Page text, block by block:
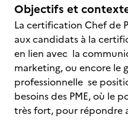
Objectifs et
La certification Chef de
aux candidats à la
en lien avec la
marketing, ou encore le
professionnelle se
besoins des PME, où le
très fort, pour répondre